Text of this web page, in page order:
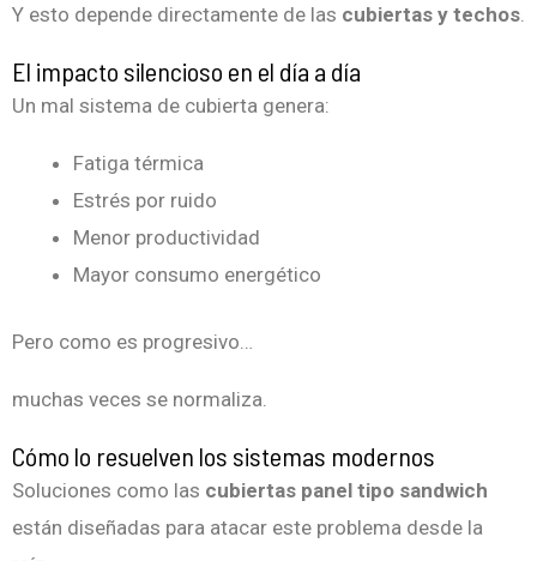
Y esto depende directamente de las cubiertas y techos
El impacto silencioso en el día a día
Un mal sistema de cubierta genera:
Fatiga térmica
Estrés por ruido
Menor productividad
Mayor consumo energético
Pero como es progresivo…
muchas veces se normaliza.
Cómo lo resuelven los sistemas modernos
Soluciones como las cubiertas panel tipo sandwich
están diseñadas para atacar este problema desde la